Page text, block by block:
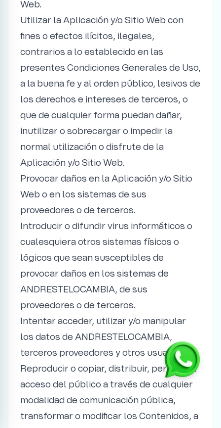
Web.
Utilizar la Aplicación y/o Sitio Web con
fines o efectos ilícitos, ilegales,
contrarios a lo establecido en las
presentes Condiciones Generales de Uso,
a la buena fe y al orden público, lesivos de
los derechos e intereses de terceros, o
que de cualquier forma puedan dañar,
inutilizar o sobrecargar o impedir la
normal utilización o disfrute de la
Aplicación y/o Sitio Web.
Provocar daños en la Aplicación y/o Sitio
Web o en los sistemas de sus
proveedores o de terceros.
Introducir o difundir virus informáticos o
cualesquiera otros sistemas físicos o
lógicos que sean susceptibles de
provocar daños en los sistemas de
ANDRESTELOCAMBIA, de sus
proveedores o de terceros.
Intentar acceder, utilizar y/o manipular
los datos de ANDRESTELOCAMBIA,
terceros proveedores y otros usuarios.
Reproducir o copiar, distribuir, permitir el
acceso del público a través de cualquier
modalidad de comunicación pública,
transformar o modificar los Contenidos, a